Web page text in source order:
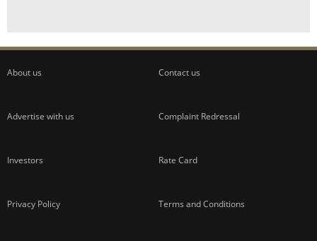
About us Contact us
Advertise with us Complaint Redressal
Investors Rate Card
Privacy Policy Terms and Conditions